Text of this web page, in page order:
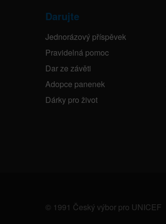
Darujte
Jednorázový příspěvek
Pravidelná pomoc
Dar ze závěti
Adopce panenek
Dárky pro život
© 1991 Český výbor pro UNICEF